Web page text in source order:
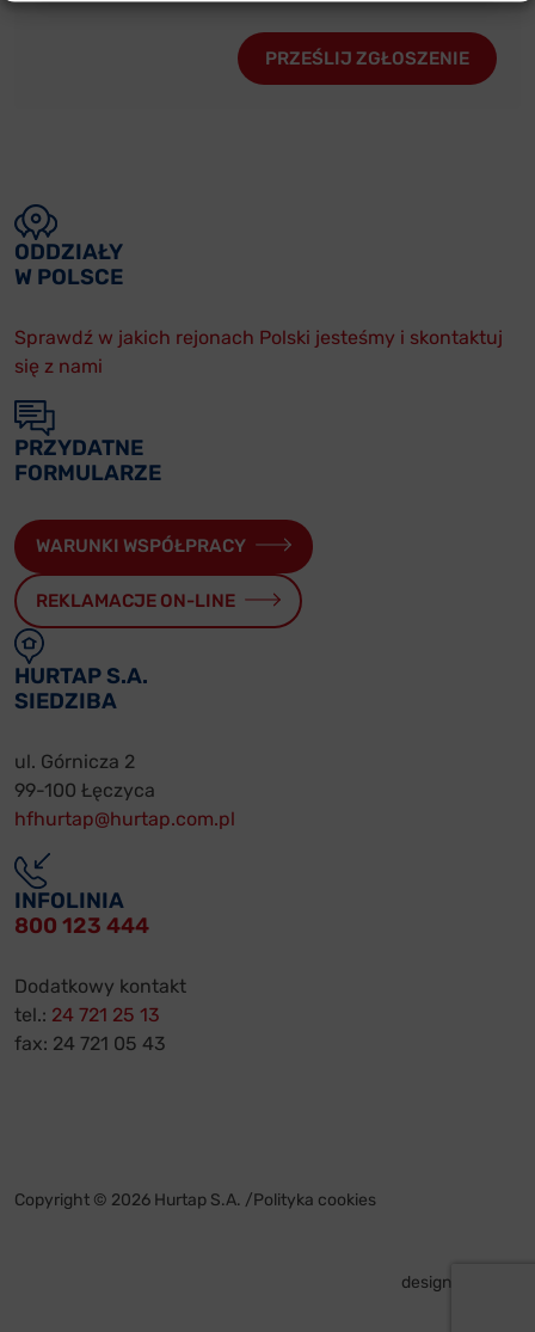
ODDZIAŁY
W POLSCE
Sprawdź w jakich rejonach Polski jesteśmy i skontaktuj
się z nami
PRZYDATNE
FORMULARZE
WARUNKI WSPÓŁPRACY
REKLAMACJE ON-LINE
HURTAP S.A.
SIEDZIBA
ul. Górnicza 2
99-100 Łęczyca
hfhurtap@hurtap.com.pl
INFOLINIA
800 123 444
Dodatkowy kontakt
tel.: 24 721 25 13
fax: 24 721 05 43
Copyright © 2026 Hurtap S.A. /Polityka cookies
design by